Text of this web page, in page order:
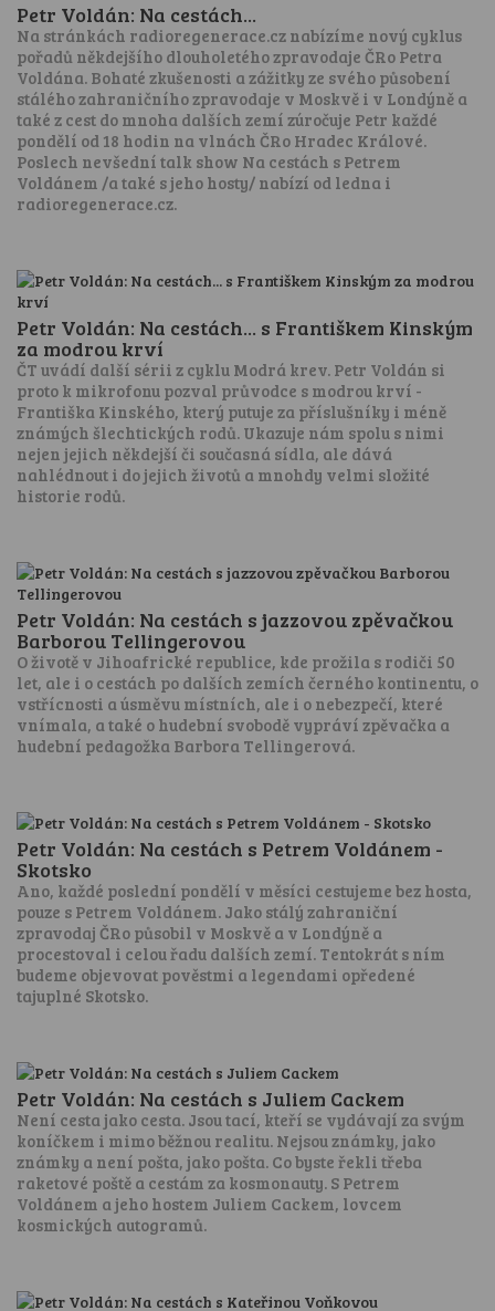
Petr Voldán: Na cestách...
Na stránkách radioregenerace.cz nabízíme nový cyklus
pořadů někdejšího dlouholetého zpravodaje ČRo Petra
Voldána. Bohaté zkušenosti a zážitky ze svého působení
stálého zahraničního zpravodaje v Moskvě i v Londýně a
také z cest do mnoha dalších zemí zúročuje Petr každé
pondělí od 18 hodin na vlnách ČRo Hradec Králové.
Poslech nevšední talk show Na cestách s Petrem
Voldánem /a také s jeho hosty/ nabízí od ledna i
radioregenerace.cz.
Petr Voldán: Na cestách... s Františkem Kinským
za modrou krví
ČT uvádí další sérii z cyklu Modrá krev. Petr Voldán si
proto k mikrofonu pozval průvodce s modrou krví -
Františka Kinského, který putuje za příslušníky i méně
známých šlechtických rodů. Ukazuje nám spolu s nimi
nejen jejich někdejší či současná sídla, ale dává
nahlédnout i do jejich životů a mnohdy velmi složité
historie rodů.
Petr Voldán: Na cestách s jazzovou zpěvačkou
Barborou Tellingerovou
O životě v Jihoafrické republice, kde prožila s rodiči 50
let, ale i o cestách po dalších zemích černého kontinentu, o
vstřícnosti a úsměvu místních, ale i o nebezpečí, které
vnímala, a také o hudební svobodě vypráví zpěvačka a
hudební pedagožka Barbora Tellingerová.
Petr Voldán: Na cestách s Petrem Voldánem -
Skotsko
Ano, každé poslední pondělí v měsíci cestujeme bez hosta,
pouze s Petrem Voldánem. Jako stálý zahraniční
zpravodaj ČRo působil v Moskvě a v Londýně a
procestoval i celou řadu dalších zemí. Tentokrát s ním
budeme objevovat pověstmi a legendami opředené
tajuplné Skotsko.
Petr Voldán: Na cestách s Juliem Cackem
Není cesta jako cesta. Jsou tací, kteří se vydávají za svým
koníčkem i mimo běžnou realitu. Nejsou známky, jako
známky a není pošta, jako pošta. Co byste řekli třeba
raketové poště a cestám za kosmonauty. S Petrem
Voldánem a jeho hostem Juliem Cackem, lovcem
kosmických autogramů.